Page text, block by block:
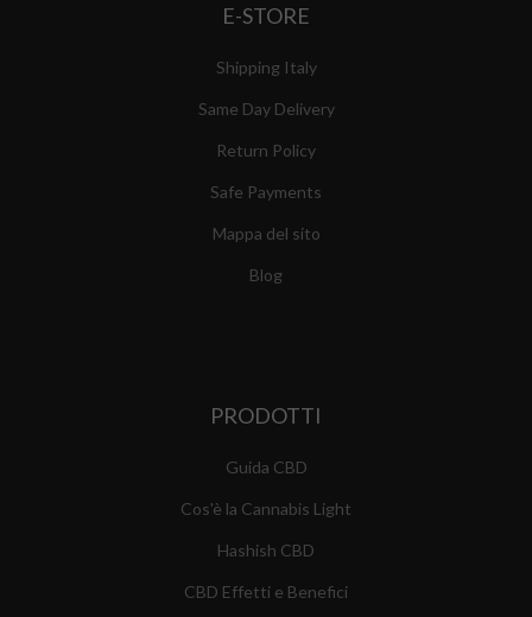
E-STORE
Shipping Italy
Same Day Delivery
Return Policy
Safe Payments
Mappa del sito
Blog
PRODOTTI
Guida CBD
Cos'è la Cannabis Light
Hashish CBD
CBD Effetti e Benefici